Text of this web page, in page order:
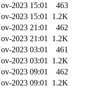
2023 15:01
463
2023 15:01 1.2K
2023 21:01
462
2023 21:01 1.2K
2023 03:01
461
2023 03:01 1.2K
2023 09:01
462
2023 09:01 1.2K